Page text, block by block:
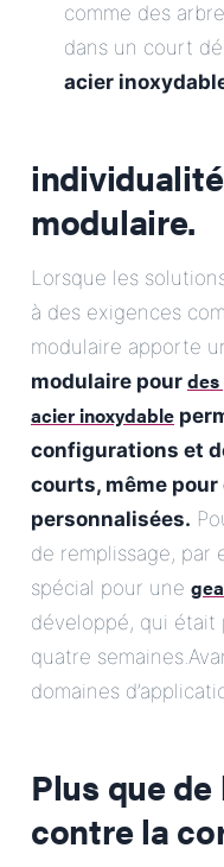
comme des
dans un court
acier
modulaire.
Lorsque les
à des exigences
modulaire apporte
modulaire pour des
acier inoxydable
configurations et
courts, même
personnalisées.
de remplissage, par
spécial pour une
développé, qui
quatre
domaines
Plus que
contre la